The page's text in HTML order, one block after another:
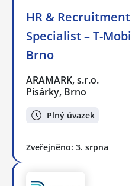
HR &
Specialist – T-
Brno
ARAMARK, s.r.o.
Pisárky, Brno
Plný úvazek
Zveřejněno: 3. srpna